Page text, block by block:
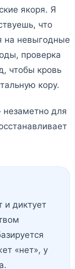
якоря. Я
что
на невыгодные
проверка
чтобы кровь
кору.
незаметно для
и диктует
«нет», у